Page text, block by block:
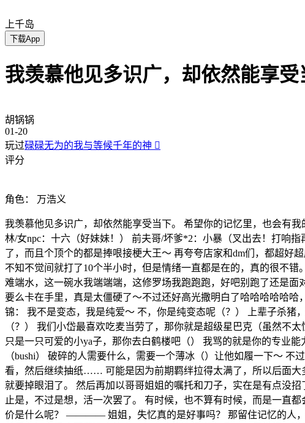
上千岛
下载App
我羡慕他见多识广，却依然能享
胡锅锅
01-20
玩过碌碌无为的我与等候千年的神 
评分
角色： 万浩义
我羡慕他见多识广，却依然能享受当下。 希望你的记忆里，也会有
林/女npc：十六（好妹妹！） 前夫哥/坏爹*2：小暴（叉出去！打响
了，而且个顶个的都是捧哏接梗大王～ 再夸夸店家和dm们，都超好
不知不觉间就打了10个半小时，但是情绪一直都是在的，真的很不
难端水，这一碗水我端端端，这修罗场我跑跑跑，好吧别跑了还是
要么卡在手里，真是太僵硬了～不过还好高光撒明白了哈哈哈哈哈
锦： 我不是变态，我是纯爱～ 不，你是纯变态呢（？） 上辈子杀
（？） 我们小岱最喜欢吃麦当劳了，那你就是超级星巴克（虽然不
只是一只可爱的小ya子，那你去白鹤楼吧（） 我骂的就是你的专业
（bushi） 破碎的人需要什么，需要一个薄冰（）让他如履一下～
看，然后继续抽纸…… 可能是因为前期羁绊拉得太满了，所以后面大
就要掉眼泪了。 然后再加以哥哥姐姐的嘱托和刀子，实在是有点
止是，不过是想，活一次罢了。 有时候，也不算有时候，而是一直
价是什么呢？ ———— 姐姐，失忆真的是好事吗？ 那留住记忆的人，